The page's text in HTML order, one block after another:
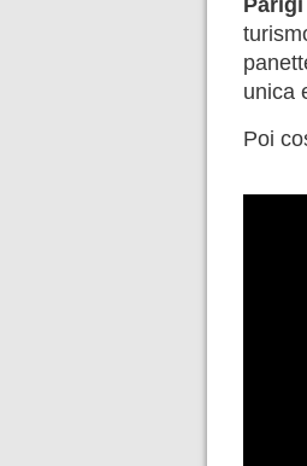
unica
Poi